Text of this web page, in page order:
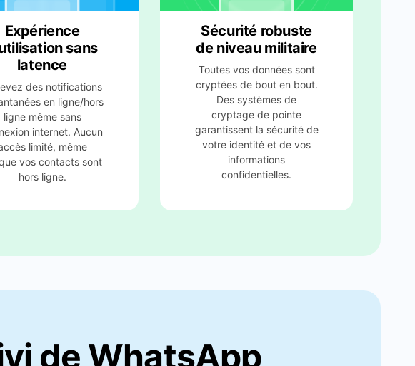
Expérience
sans
latence
des notifications
en ligne/hors
ligne même sans
internet. Aucun
accès limité, même
vos contacts sont
hors ligne.
Sécurité robuste
de niveau militaire
Toutes vos données sont
cryptées de bout en bout.
Des systèmes de
cryptage de pointe
garantissent la sécurité de
votre identité et de vos
informations
confidentielles.
de WhatsApp